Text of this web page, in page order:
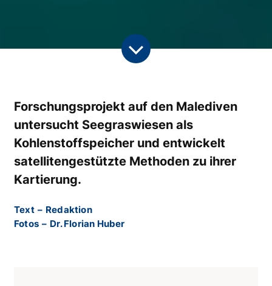
Forschungsprojekt auf den Malediven
untersucht Seegraswiesen als
Kohlenstoffspeicher und entwickelt
satellitengestützte Methoden zu ihrer
Kartierung.
Text – Redaktion
Fotos – Dr. Florian Huber